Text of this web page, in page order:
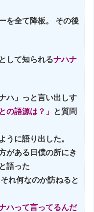
を全て降板。 その後
して知られるナハナ
ハ」っと言い出しす
の語源は？」 と質問
うに語り出した。
がある日僕の所にき
語った
れ何なのか訪ねると
ハって言ってるんだ